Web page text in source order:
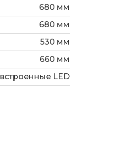
680 мм
680 мм
530 мм
660 мм
встроенные LED